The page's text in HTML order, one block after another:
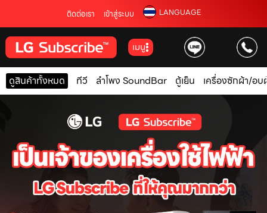
ติดต่อเรา เข้าสู่ระบบ LANGUAGE
เมนู
ดูสินค้าทั้งหมด ทีวี ลำโพง SoundBar ตู้เย็น เครื่องซักผ้า/อบ